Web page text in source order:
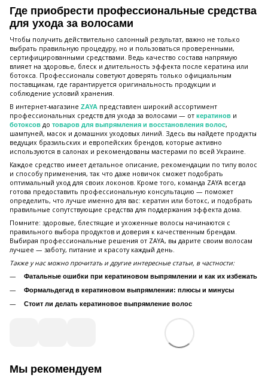
Где приобрести профессиональные средства
для ухода за волосами
Чтобы получить действительно салонный результат, важно не только
выбрать правильную процедуру, но и пользоваться проверенными,
сертифицированными средствами. Ведь качество состава напрямую
влияет на здоровье, блеск и длительность эффекта после кератина или
ботокса. Профессионалы советуют доверять только официальным
поставщикам, где гарантируется оригинальность продукции и
соблюдение условий хранения.
В интернет-магазине ZAYA представлен широкий ассортимент
профессиональных средств для ухода за волосами — от кератинов и
ботоксов до товаров для выпрямления и восстановления волос,
шампуней, масок и домашних уходовых линий. Здесь вы найдете продукты
ведущих бразильских и европейских брендов, которые активно
используются в салонах и рекомендованы мастерами по всей Украине.
Каждое средство имеет детальное описание, рекомендации по типу волос
и способу применения, так что даже новичок сможет подобрать
оптимальный уход для своих локонов. Кроме того, команда ZAYA всегда
готова предоставить профессиональную консультацию — поможет
определить, что лучше именно для вас: кератин или ботокс, и подобрать
правильные сопутствующие средства для поддержания эффекта дома.
Помните: здоровые, блестящие и ухоженные волосы начинаются с
правильного выбора продуктов и доверия к качественным брендам.
Выбирая профессиональные решения от ZAYA, вы дарите своим волосам
лучшее — заботу, питание и красоту каждый день.
Также у нас можно прочитать и другие интересные статьи, в частности:
Фатальные ошибки при кератиновом выпрямлении и как их избежать
Формальдегид в кератиновом выпрямлении: плюсы и минусы
Стоит ли делать кератиновое выпрямление волос
Мы рекомендуем